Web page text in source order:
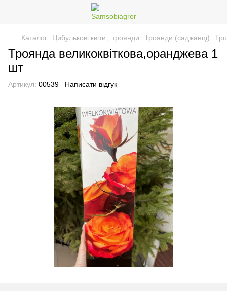
Каталог Цибулькові квіти , троянди Троянди (саджанці)
Троянда великоквіткова,оранджева 1
шт
Артикул: 00539 Написати відгук